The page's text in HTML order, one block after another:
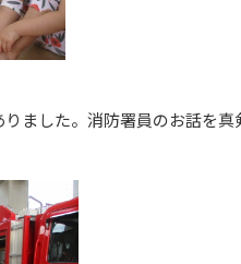
りました。消防署員のお話を